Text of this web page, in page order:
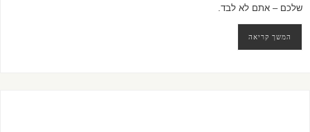
שלכם – אתם לא לבד.
המשך קריאה